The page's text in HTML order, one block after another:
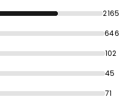
2165
646
102
45
71